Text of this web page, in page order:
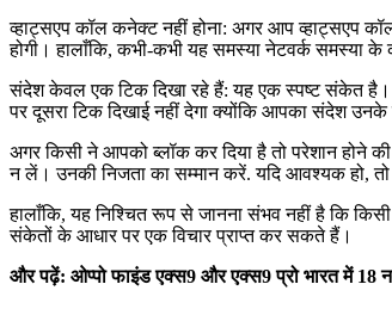
व्हाट्सएप कॉल कनेक्ट नहीं होना: अगर आप व्हाट्सएप
होगी। हालाँकि, कभी-कभी यह समस्या नेटवर्क समस्या के
संदेश केवल एक टिक दिखा रहे हैं: यह एक स्पष्ट संकेत है।
पर दूसरा टिक दिखाई नहीं देगा क्योंकि आपका संदेश उनके
अगर किसी ने आपको ब्लॉक कर दिया है तो परेशान होने
न लें। उनकी निजता का सम्मान करें. यदि आवश्यक हो,
हालाँकि, यह निश्चित रूप से जानना संभव नहीं है कि
संकेतों के आधार पर एक विचार प्राप्त कर सकते हैं।
और पढ़ें: ओप्पो फाइंड एक्स9 और एक्स9 प्रो भारत में 18